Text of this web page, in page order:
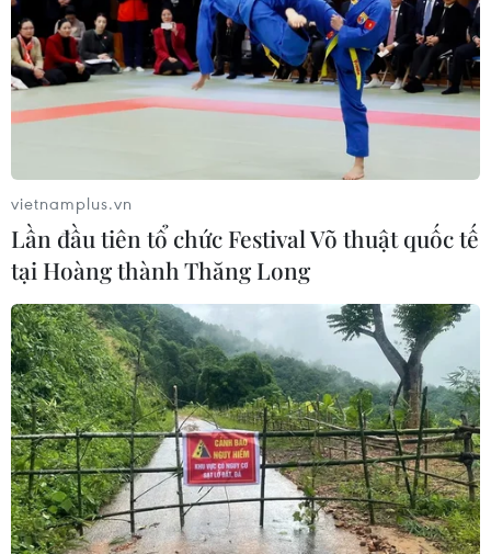
vietnamplus.vn
Lần đầu tiên tổ chức Festival Võ thuật quốc tế
tại Hoàng thành Thăng Long